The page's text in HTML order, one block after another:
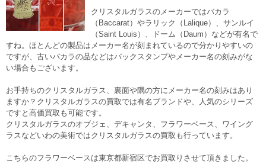
クリスタルガラスのメーカーではバカラ
（Baccarat）やラリック（Lalique）、サンルイ
（Saint Louis）、ドーム（Daum）などが有名で
すね。ほとんどの製品はメーカー名が刻まれているので分かりやすいの
ですが、古いバカラの品などはバックスタンプやメーカー名の刻みがな
い場合もございます。
お手持ちのクリスタルガラス、裏面や隅の方にメーカー名の刻みはあり
ますか？クリスタルガラスの買取では有名ブランドや、人気のシリーズ
ですと高価買取も可能です。
クリスタルガラスのオブジェ、デキャンタ、フラワーベース、ワイング
ラスなどいわの美術ではクリスタルガラスの買取も行っています。
こちらのフラワーベースは東京都新宿区でお買取りさせて頂きました。